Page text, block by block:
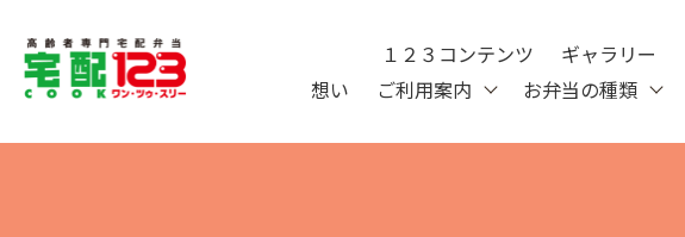
想い ご利用案内 お弁当の種類
１２３コンテンツ ギャラリー